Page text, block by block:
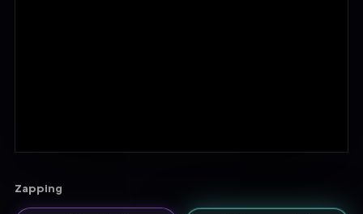
Zapping